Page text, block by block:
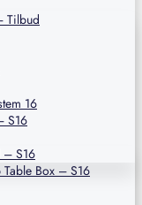
Tilbud
16
S16
– S16
Box – S16